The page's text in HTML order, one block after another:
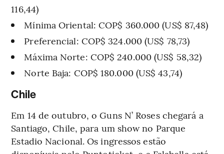
116,44)
Mínima Oriental: COP$ 360.000 (US$ 87,48)
Preferencial: COP$ 324.000 (US$ 78,73)
Máxima Norte: COP$ 240.000 (US$ 58,32)
Norte Baja: COP$ 180.000 (US$ 43,74)
Chile
Em 14 de outubro, o Guns N’ Roses chegará a
Santiago, Chile, para um show no Parque
Estadio Nacional. Os ingressos estão